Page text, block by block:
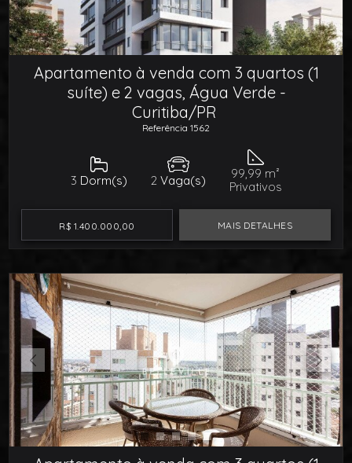
Apartamento à venda com 3 quartos (1
suíte) e 2 vagas, Água Verde -
Curitiba/PR
Referência 1562
3 Dorm(s) 2 Vaga(s)
99,99 m²
Privativos
R$ 1.400.000,00 MAIS DETALHES